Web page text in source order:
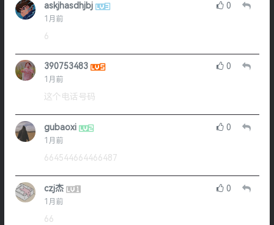
askjhasdhjbj
1月前
0
6
390753483
1月前
0
这个电话号码
gubaoxi
1月前
0
664544664466487
czj杰
1月前
0
66